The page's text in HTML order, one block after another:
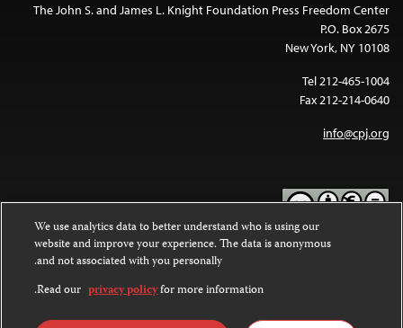
The John S. and James L. Knight Foundation Press Freedom Center
P.O. Box 2675
New York, NY 10108
Tel 212-465-1004
Fax 212-214-0640
info@cpj.org
Except where noted, text on this website is licensed under a
Commons Attribution-NonCommercial-NoDerivatives 4.0
Images and other media are not covered by the Creative Commons
We use analytics data to better understand who is using our
website and improve your experience. The data is anonymous
and not associated with you personally.
Read our privacy policyfor more information.